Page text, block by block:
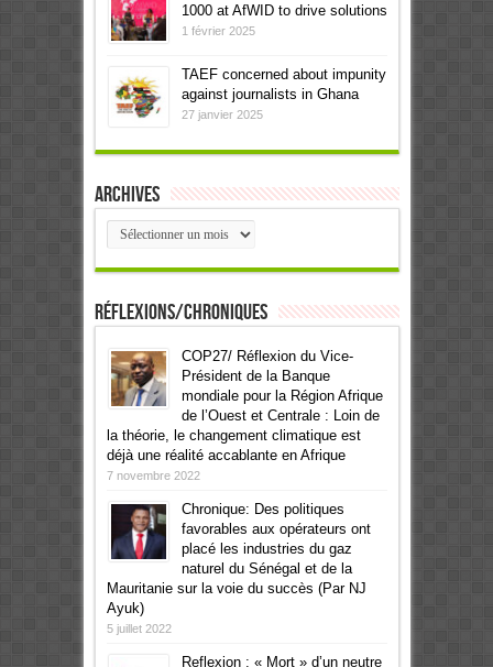
1000 at AfWID to drive solutions
1 février 2025
TAEF concerned about impunity
against journalists in Ghana
27 janvier 2025
Archives
Archives
Réflexions/Chroniques
COP27/ Réflexion du Vice-
Président de la Banque
mondiale pour la Région Afrique
de l’Ouest et Centrale : Loin de
la théorie, le changement climatique est
déjà une réalité accablante en Afrique
7 novembre 2022
Chronique: Des politiques
favorables aux opérateurs ont
placé les industries du gaz
naturel du Sénégal et de la
Mauritanie sur la voie du succès (Par NJ
Ayuk)
5 juillet 2022
Reflexion : « Mort » d’un neutre